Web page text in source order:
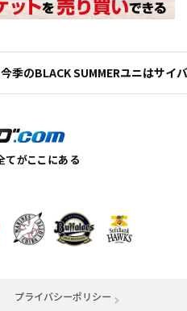
今季のBLACK SUMMERユニはサイ
プライバシーポリシー